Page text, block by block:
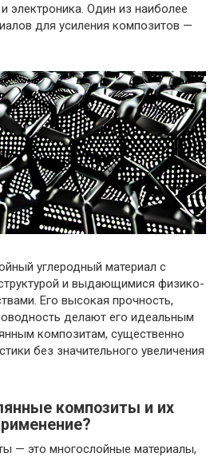
электроника. Один из наиболее
для усиления композитов —
углеродный материал с
и выдающимися физико-
Его высокая прочность,
делают его идеальным
композитам, существенно
без значительного увеличения
композиты и их
— это многослойные материалы,